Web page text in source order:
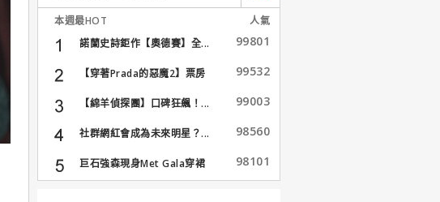
本週最HOT
人氣
諾蘭史詩鉅作【奧德賽】全...
99801
【穿著Prada的惡魔2】票房
99532
【綿羊偵探團】口碑狂飆！... 99003
社群網紅會成為未來明星？... 98560
巨石強森現身Met Gala穿裙
子...
98101